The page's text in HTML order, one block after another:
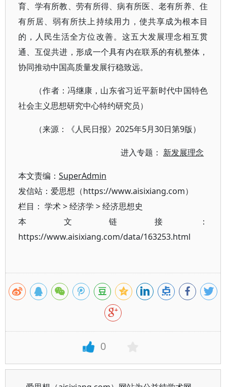
育、学有所教、劳有所得、病有所医、老有所养、住
有所居、弱有所扶上持续用力，使共享成为根本目
的，人民生活全方位改善。这五大发展理念相互贯
通、互促共进，形成一个具有内在联系的有机整体，
协同推动中国高质量发展行稳致远。
（作者：冯继康，山东省习近平新时代中国特色
社会主义思想研究中心特约研究员）
（来源：《人民日报》2025年5月30日第9版）
进入专题： 新发展理念
本文责编： SuperAdmin
发信站：爱思想（https://www.aisixiang.com）
栏目： 学术>经济学 >经济思想史
本文链接：
https://www.aisixiang.com/data/163253.html
0